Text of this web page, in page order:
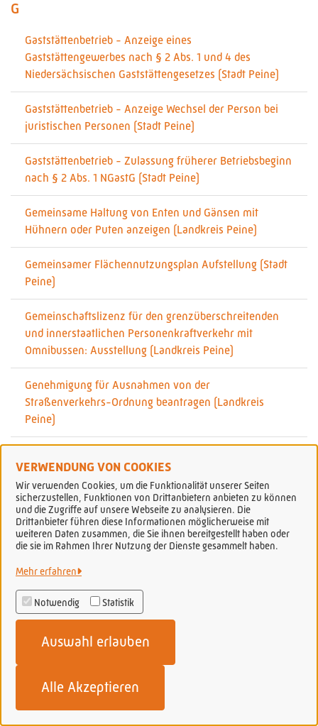
VERWENDUNG VON COOKIES
Wir verwenden Cookies, um die Funktionalität unserer Seiten
sicherzustellen, Funktionen von Drittanbietern anbieten zu können
und die Zugriffe auf unsere Webseite zu analysieren. Die
Drittanbieter führen diese Informationen möglicherweise mit
weiteren Daten zusammen, die Sie ihnen bereitgestellt haben oder
die sie im Rahmen Ihrer Nutzung der Dienste gesammelt haben.
Mehr erfahren
Notwendig Statistik
Auswahl erlauben
Alle Akzeptieren
G
Gaststättenbetrieb - Anzeige eines
Gaststättengewerbes nach § 2 Abs. 1 und 4 des
Niedersächsischen Gaststättengesetzes (Stadt Peine)
Gaststättenbetrieb - Anzeige Wechsel der Person bei
juristischen Personen (Stadt Peine)
Gaststättenbetrieb - Zulassung früherer Betriebsbeginn
nach § 2 Abs. 1 NGastG (Stadt Peine)
Gemeinsame Haltung von Enten und Gänsen mit
Hühnern oder Puten anzeigen (Landkreis Peine)
Gemeinsamer Flächennutzungsplan Aufstellung (Stadt
Peine)
Gemeinschaftslizenz für den grenzüberschreitenden
und innerstaatlichen Personenkraftverkehr mit
Omnibussen: Ausstellung (Landkreis Peine)
Genehmigung für Ausnahmen von der
Straßenverkehrs-Ordnung beantragen (Landkreis
Peine)
Peine)
Genehmigung von Großraum- und Schwertransporten
(Stadt Peine)
Erteilung (Landkreis Peine)
Genehmigung zur Erprobung und Vorführung
pyrotechnischer Gegenstände unter Anwesenheit von
Mitwirkenden und Besuchenden (Theater, Film,
Tourneen, Musicals) beantragen (Stadt Peine)
Gesetzlicher Biotopschutz (Landkreis Peine)